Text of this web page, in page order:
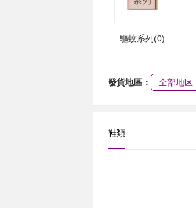
驅蚊系列(0)
發貨地區： 全部地区
鞋類